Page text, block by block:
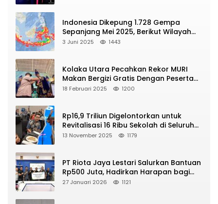
Indonesia Dikepung 1.728 Gempa
Sepanjang Mei 2025, Berikut Wilayah
Yang Intens Diguncang!
3 Juni 2025 1443
Kolaka Utara Pecahkan Rekor MURI
Makan Bergizi Gratis Dengan Peserta
Terbanyak
18 Februari 2025 1200
Rp16,9 Triliun Digelontorkan untuk
Revitalisasi 16 Ribu Sekolah di Seluruh
Indonesia
13 November 2025 1179
PT Riota Jaya Lestari Salurkan Bantuan
Rp500 Juta, Hadirkan Harapan bagi
Korban Bencana di Sumatera
27 Januari 2026 1121